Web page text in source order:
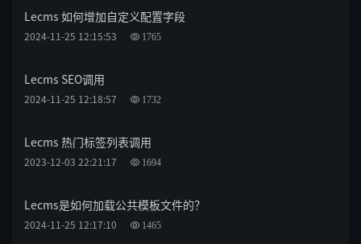
Lecms 如何增加自定义配置字段
2024-11-25 12:15:53 1765
Lecms SEO调用
2024-11-25 12:18:57 1732
Lecms 热门标签列表调用
2023-12-03 22:21:17 1694
Lecms是如何加载公共模板文件的？
2024-11-25 12:17:10 1465